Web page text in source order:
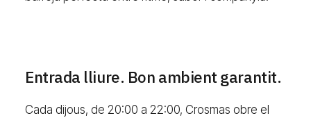
Entrada lliure. Bon ambient garantit.
Cada dijous, de 20:00 a 22:00, Crosmas obre el